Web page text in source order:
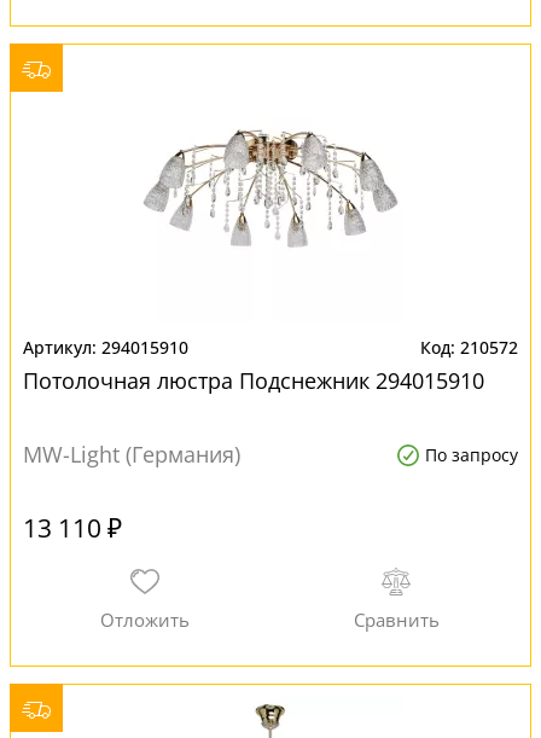
294015910 210572
Потолочная люстра Подснежник 294015910
MW-Light (Германия) По запросу
13 110 ₽